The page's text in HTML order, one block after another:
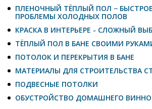
ПЛЕНОЧНЫЙ ТЁПЛЫЙ ПОЛ −
ПРОБЛЕМЫ ХОЛОДНЫХ ПОЛОВ
КРАСКА В ИНТЕРЬЕРЕ - СЛОЖНЫЙ
ТЁПЛЫЙ ПОЛ В БАНЕ СВОИМИ
ПОТОЛОК И ПЕРЕКРЫТИЯ В БАНЕ
МАТЕРИАЛЫ ДЛЯ СТРОИТЕЛЬСТВА
ПОДВЕСНЫЕ ПОТОЛКИ
ОБУСТРОЙСТВО ДОМАШНЕГО